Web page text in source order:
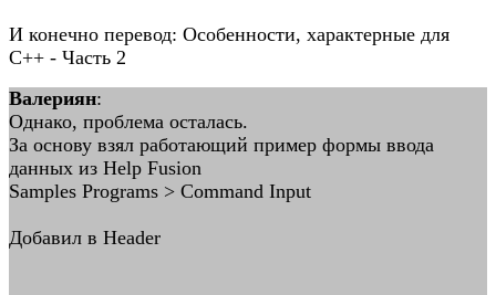
И конечно перевод: Особенности, характерные для
C++ - Часть 2
Валериян:
Однако, проблема осталась.
За основу взял работающий пример формы ввода
данных из Help Fusion
Samples Programs > Command Input
Добавил в Header